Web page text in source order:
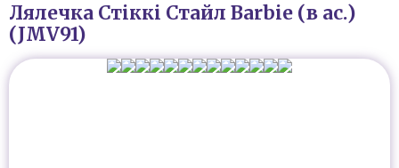
Лялечка Стіккі Стайл Barbie (в ас.)
(JMV91)